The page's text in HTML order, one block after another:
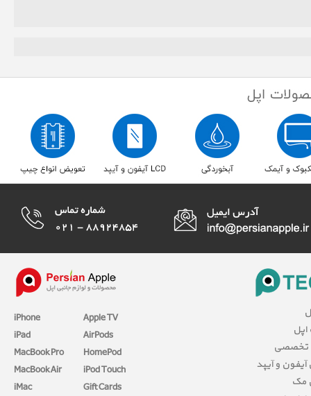
iPhone
iPad
MacBook Pro
MacBook Air
iMac
Apple TV
AirPods
HomePod
iPod Touch
Gift Cards
اپل
تخصصی
و آیپد
مک